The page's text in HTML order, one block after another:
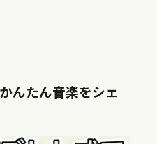
んたん音楽をシェ